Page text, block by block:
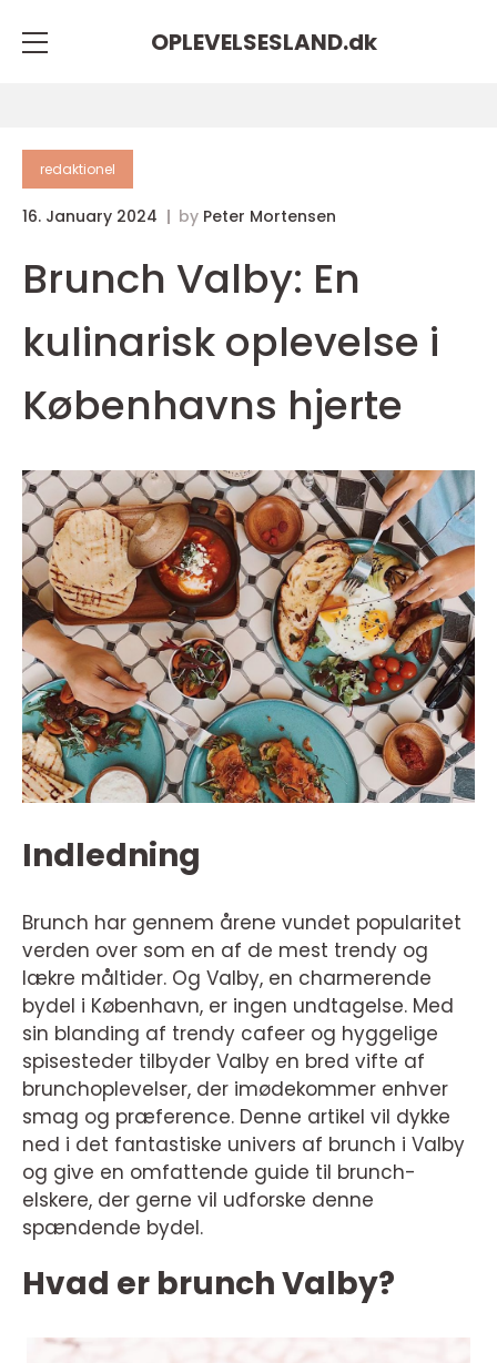
OPLEVELSESLAND.dk
redaktionel
16. January 2024 by Peter Mortensen
Brunch Valby: En
kulinarisk oplevelse i
Københavns hjerte
Indledning
Brunch har gennem årene vundet popularitet
verden over som en af de mest trendy og
lækre måltider. Og Valby, en charmerende
bydel i København, er ingen undtagelse. Med
sin blanding af trendy cafeer og hyggelige
spisesteder tilbyder Valby en bred vifte af
brunchoplevelser, der imødekommer enhver
smag og præference. Denne artikel vil dykke
ned i det fantastiske univers af brunch i Valby
og give en omfattende guide til brunch-
elskere, der gerne vil udforske denne
spændende bydel.
Hvad er brunch Valby?